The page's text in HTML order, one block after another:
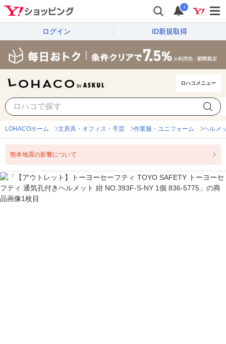
i
ログイン ID新規取得
ロハコメニュー
LOHACOホーム 文房具・オフィス・手芸 作業服・ユニフォーム ヘルメ
熊本地震の影響について